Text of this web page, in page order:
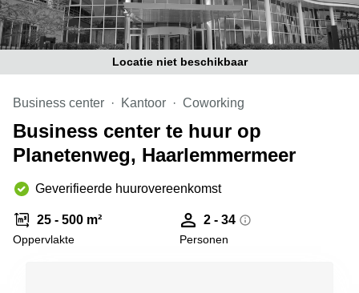
Coworking
space
Breda
Coworking
in Arnhem
Coworking
Hilversum
Coworking
space
Zwolle
Locatie niet beschikbaar
Business center Kantoor Coworking
Business center te huur op
Planetenweg, Haarlemmermeer
Geverifieerde huurovereenkomst
25 - 500 m²
Oppervlakte
2 - 34
Personen